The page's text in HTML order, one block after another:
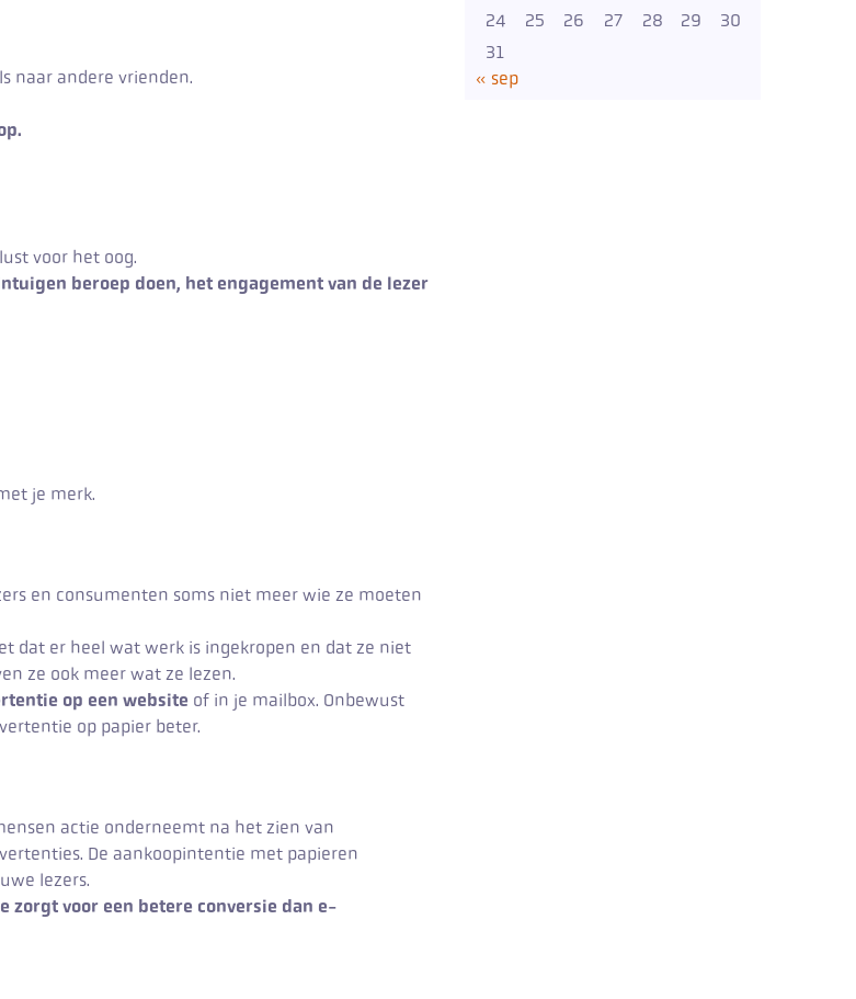
naar andere vrienden.
voor het oog.
beroep doen, het engagement van de lezer
je merk.
en consumenten soms niet meer wie ze moeten
dat er heel wat werk is ingekropen en dat ze niet
ze ook meer wat ze lezen.
op een website of in je mailbox. Onbewust
op papier beter.
actie onderneemt na het zien van
De aankoopintentie met papieren
lezers.
zorgt voor een betere conversie dan e-
24
25 26 27 28 29
30
31
« sep